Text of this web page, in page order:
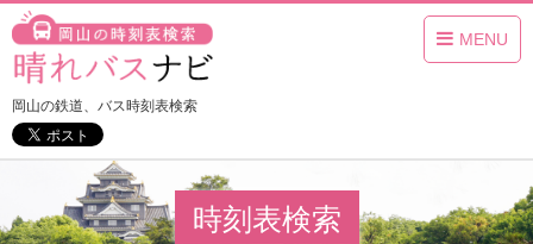
MENU
岡山の鉄道、バス時刻表検索
時刻表検索